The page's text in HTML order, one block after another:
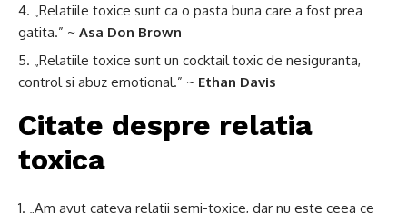
„Relatiile toxice sunt ca o pasta buna care a fost prea
gatita.” ~ Asa Don Brown
„Relatiile toxice sunt un cocktail toxic de nesiguranta,
control si abuz emotional.” ~ Ethan Davis
Citate despre relatia
toxica
„Am avut cateva relatii semi-toxice, dar nu este ceea ce